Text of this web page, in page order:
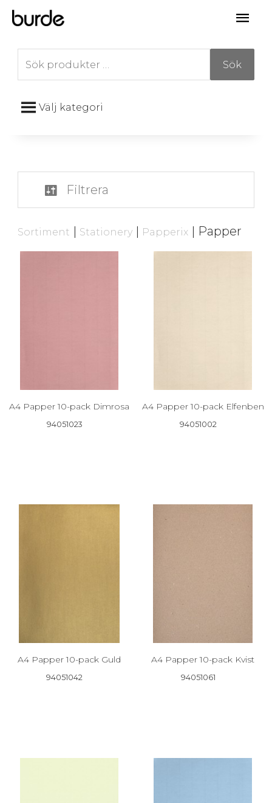
Hoppa
till
Sök
Välj kategori
Filtrera
Sortiment | Stationery| Papperix| Papper
A4 Papper 10-pack Dimrosa
94051023
A4 Papper 10-pack Elfenben
94051002
A4 Papper 10-pack Guld
94051042
A4 Papper 10-pack Kvist
94051061